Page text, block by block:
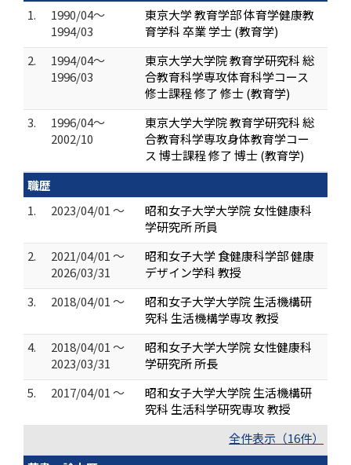
1.
1990/04～
1994/03
東京大学 教育学部 体育学健康教
育学科 卒業 学士 (教育学)
2.
1994/04～
1996/03
東京大学大学院 教育学研究科 総
合教育科学専攻体育科学コース
修士課程 修了 修士 (教育学)
3.
1996/04～
2002/10
東京大学大学院 教育学研究科 総
合教育科学専攻身体教育学コー
ス 博士課程 修了 博士 (教育学)
職歴
1.
2023/04/01 ～
昭和女子大学大学院 女性健康科
学研究所 所員
2.
2021/04/01 ～
2026/03/31
昭和女子大学 食健康科学部 健康
デザイン学科 教授
3.
2018/04/01 ～
昭和女子大学大学院 生活機構研
究科 生活機構学専攻 教授
4.
2018/04/01 ～
2023/03/31
昭和女子大学大学院 女性健康科
学研究所 所長
5.
2017/04/01 ～
昭和女子大学大学院 生活機構研
究科 生活科学研究専攻 教授
全件表示（16件）